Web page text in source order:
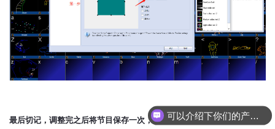
最后切记，调整完之后将节目保存一次，要选择那个“Save workspace
可以介绍下你们的产品么？